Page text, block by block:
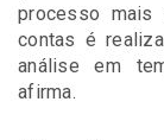
processo
contas é
análise em
afirma.